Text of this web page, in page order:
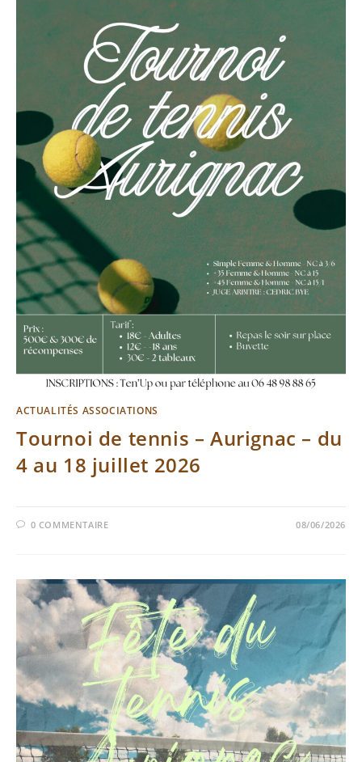
ACTUALITÉS ASSOCIATIONS
Tournoi de tennis – Aurignac – du
4 au 18 juillet 2026
0 COMMENTAIRE 08/06/2026